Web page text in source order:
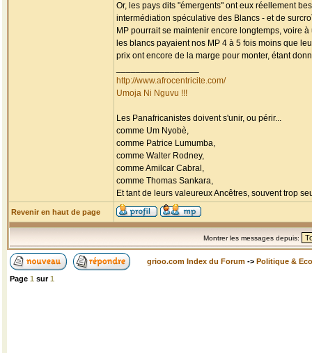
Or, les pays dits "émergents" ont eux réellement
intermédiation spéculative des Blancs - et de
MP pourrait se maintenir encore longtemps, voire
les blancs payaient nos MP 4 à 5 fois moins que
prix ont encore de la marge pour monter, étant
http://www.afrocentricite.com/
Umoja Ni Nguvu !!!
Les Panafricanistes doivent s'unir, ou périr...
comme Um Nyobè,
comme Patrice Lumumba,
comme Walter Rodney,
comme Amilcar Cabral,
comme Thomas Sankara,
Et tant de leurs valeureux Ancêtres, souvent trop
Revenir en haut de page
Montrer les messages depuis:
grioo.com Index du Forum -> Politique &
Page 1 sur1